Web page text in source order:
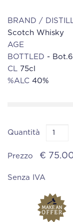
BRAND /
Scotch Whisky
AGE
BOTTLED -
CL 75cl
%ALC 40%
Quantità
Prezzo €
Senza IVA